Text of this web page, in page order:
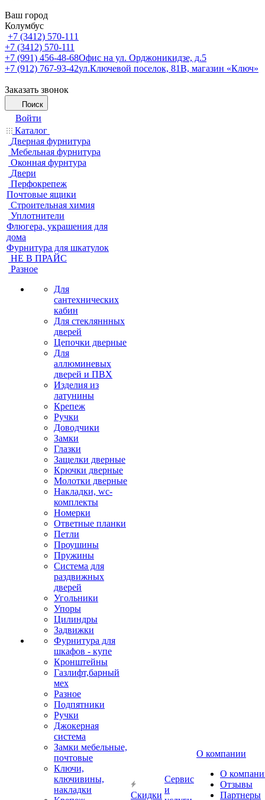
Ваш город
Колумбус
+7 (3412) 570-111
+7 (3412) 570-111
+7 (991) 456-48-68Офис на ул. Орджоникидзе, д.5
+7 (912) 767-93-42ул.Ключевой поселок, 81В, магазин «Ключ»
Заказать звонок
Поиск
Войти
Каталог
Дверная фурнитура
Мебельная фурнитура
Оконная фурнтура
Двери
Перфокрепеж
Почтовые ящики
Строительная химия
Уплотнители
Флюгера, украшения для
дома
Фурнитура для шкатулок
НЕ В ПРАЙС
Разное
Для
сантехнических
кабин
Для стекляннных
дверей
Цепочки дверные
Для
аллюминевых
дверей и ПВХ
Изделия из
латунины
Крепеж
Ручки
Доводчики
Замки
Глазки
Защелки дверные
Крючки дверные
Молотки дверные
Накладки, wc-
комплекты
Номерки
Ответные планки
Петли
Проушины
Пружины
Система для
раздвижных
дверей
Угольники
Упоры
Цилиндры
Задвижки
Фурнитура для
шкафов - купе
Кронштейны
Газлифт,барный
мех
Разное
Подпятники
Ручки
Джокерная
система
Замки мебельные,
почтовые
Ключи,
ключивины,
накладки
Скидки
Сервис
и
О компании
О
Отзывы
Партнеры